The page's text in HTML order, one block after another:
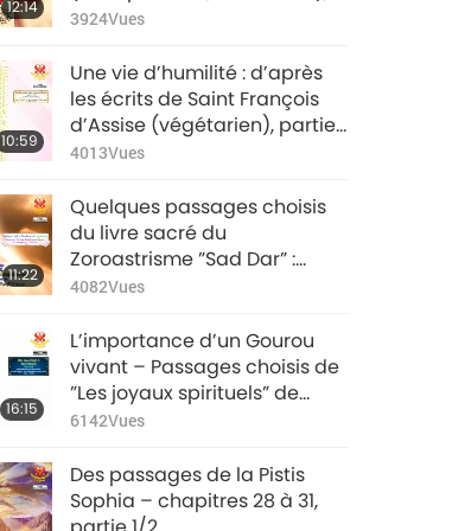
12:14
partie 1/2
3924Vues
10:59
Une vie d’humilité : d’après
les écrits de Saint François
d’Assise (végétarien), partie
1/2
4013Vues
11:22
Quelques passages choisis
du livre sacré du
Zoroastrisme ”Sad Dar” :
Chapitres 64-81, partie 1/2
4082Vues
16:15
L’importance d’un Gourou
vivant – Passages choisis de
”Les joyaux spirituels” de
Baba Sawan Singh Ji
6142Vues
Des passages de la Pistis
Sophia – chapitres 28 à 31,